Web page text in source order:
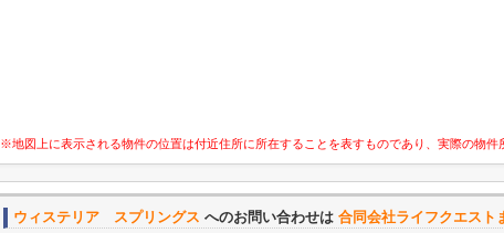
※地図上に表示される物件の位置は付近住所に所在することを表すものであり、実際の物件
ウィステリア スプリングス へのお問い合わせは 合同会社ライフクエスト